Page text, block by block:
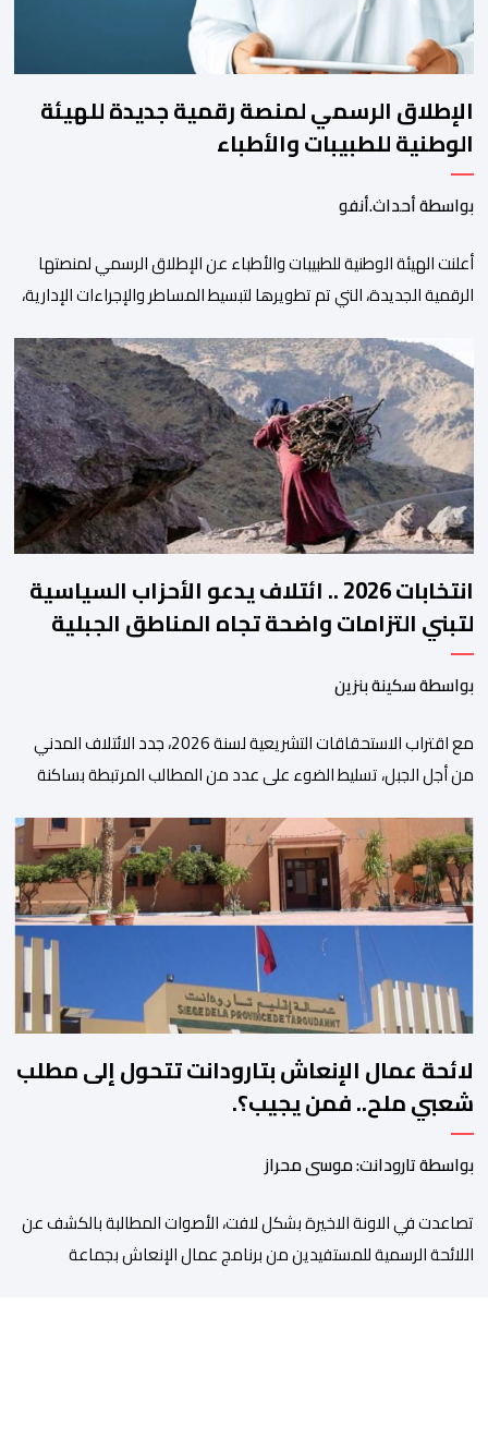
الإطلاق الرسمي لمنصة رقمية جديدة للهيئة
الوطنية للطبيبات والأطباء
بواسطة أحداث.أنفو
أعلنت الهيئة الوطنية للطبيبات والأطباء عن الإطلاق الرسمي لمنصتها
الرقمية الجديدة، التي تم تطويرها لتبسيط المساطر والإجراءات الإدارية،
والمجالس الجهوية للهيئة إلى جانب الهيئة الوطنية. وذكر بلاغ للهيئة أن
هذه المنصة، التي تم إطلاقها في إطار استراتيجيتها الرامية إلى التحديث
والتحول الرقمي، تشكل خطوة مهمة في […]
انتخابات 2026 .. ائتلاف يدعو الأحزاب السياسية
لتبني التزامات واضحة تجاه المناطق الجبلية
بواسطة سكينة بنزين
مع اقتراب الاستحقاقات التشريعية لسنة 2026، جدد الائتلاف المدني
من أجل الجبل، تسليط الضوء على عدد من المطالب المرتبطة بساكنة
فيها الأحزاب السياسية، إلى ادراج 10 التزامات ضمن برامجها الانتخابية
المنتظرة، في إطار تعاقد سياسي مع المناطق الجبلية والانتقال من
الوعود الانتخابية إلى التزامات عملية […]
لائحة عمال الإنعاش بتارودانت تتحول إلى مطلب
شعبي ملح.. فمن يجيب؟.
بواسطة تارودانت: موسى محراز
تصاعدت في الاونة الاخيرة بشكل لافت، الأصوات المطالبة بالكشف عن
اللائحة الرسمية للمستفيدين من برنامج عمال الإنعاش بجماعة